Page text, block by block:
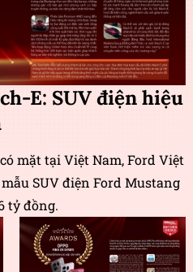
E: SUV điện hiệu
mặt tại Việt Nam, Ford Việt
SUV điện Ford Mustang
tỷ đồng.